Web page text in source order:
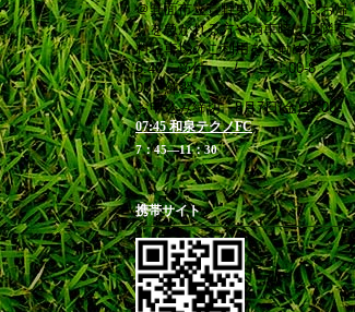
＠箕面市立萱野東小学校 ※お帰
りを急がれる方や満車時は近隣有
料駐車場のご利用をお勧めします
6:40 受付 / 7：00-8：
00 練習
お申込み締切 8月7日(金)23:00
07:45 和泉テクノFC
7：45―11：30
携帯サイト